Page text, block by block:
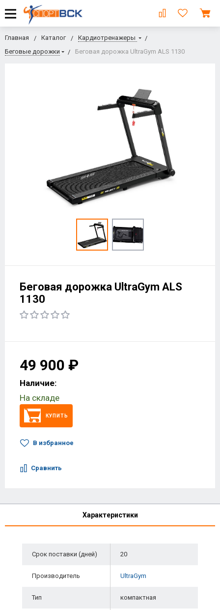
Главная Каталог
Кардиотренажеры
Беговые дорожки
Беговая дорожка UltraGym ALS 1130
Беговая дорожка UltraGym ALS
1130
49 900 ₽
Наличие:
На складе
КУПИТЬ
В избранное
Сравнить
Характеристики
Срок поставки (дней) 20
Производитель UltraGym
Тип компактная